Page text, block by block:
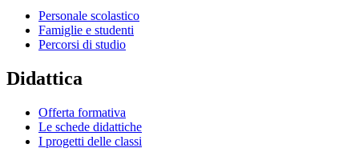
Personale scolastico
Famiglie e studenti
Percorsi di studio
Didattica
Offerta formativa
Le schede didattiche
I progetti delle classi